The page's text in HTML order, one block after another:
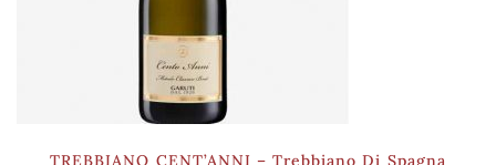
TREBBIANO CENT’ANNI – Trebbiano Di Spagna